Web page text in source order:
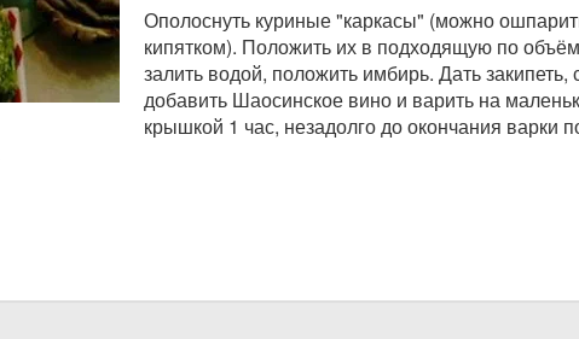
Ополоснуть куриные "каркасы" (можно
кипятком). Положить их в подходящую по
залить водой, положить имбирь. Дать закипеть,
добавить Шаосинское вино и варить на
крышкой 1 час, незадолго до окончания варки